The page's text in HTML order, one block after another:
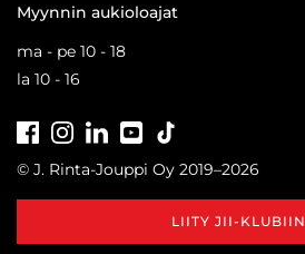
Myynnin aukioloajat
ma - pe 10 - 18
la 10 - 16
FacebookInstagramLinkedInYoutube
© J. Rinta-Jouppi Oy 2019–2026
LIITY JII-KLUBIIN